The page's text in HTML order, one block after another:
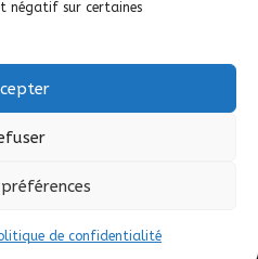
négatif sur certaines
de confidentialité
Carrosserie Industrie et Services. |
réservés.